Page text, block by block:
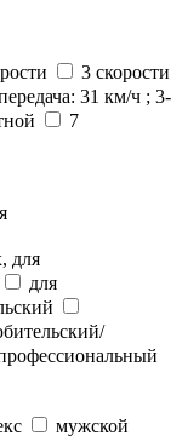
3 скорости
31 км/ч ; 3-
7
для
для
мужской